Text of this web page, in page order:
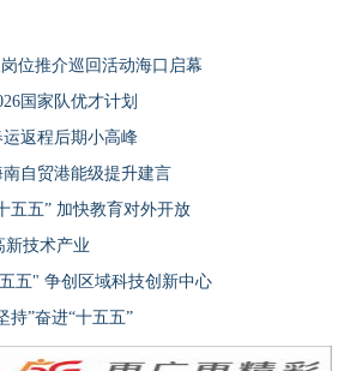
位推介巡回活动海口启幕
国家队优才计划
返程后期小高峰
自贸港能级提升建言
五五” 加快教育对外开放
新技术产业
五" 争创区域科技创新中心
持”奋进“十五五”